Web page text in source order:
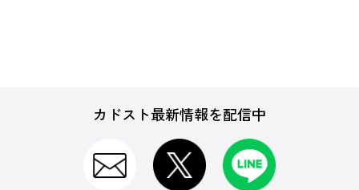
カドスト最新情報を配信中